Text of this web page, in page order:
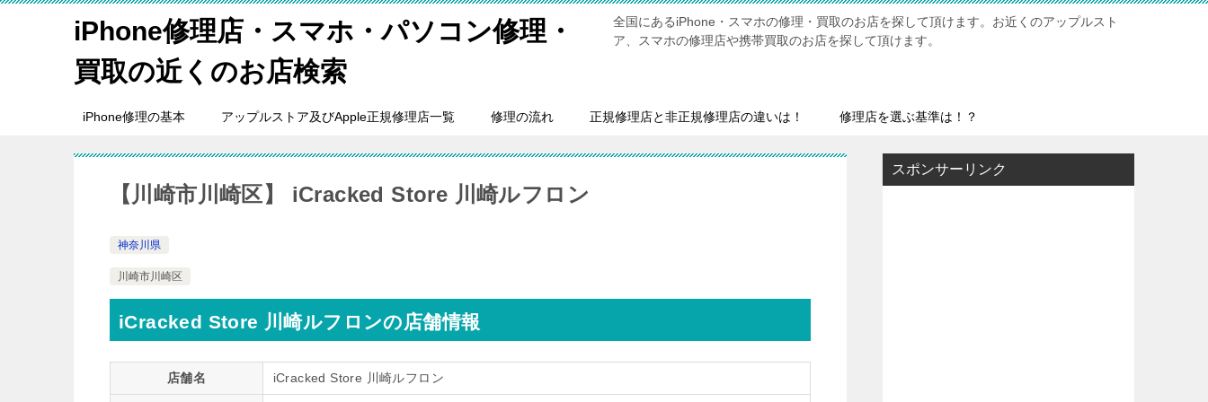
iPhone修理店・スマホ・パソコン修理・
買取の近くのお店検索
全国にあるiPhone・スマホの修理・買取のお店を探して頂けます。お近くのアップルスト
ア、スマホの修理店や携帯買取のお店を探して頂けます。
iPhone修理の基本 アップルストア及びApple正規修理店一覧 修理の流れ 正規修理店と非正規修理店の違いは！ 修理店を選ぶ基準は！？
【川崎市川崎区】 iCracked Store 川崎ルフロン
神奈川県
川崎市川崎区
iCracked Store 川崎ルフロンの店舗情報
店舗名 iCracked Store 川崎ルフロン
スポンサーリンク